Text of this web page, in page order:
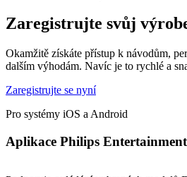
Zaregistrujte svůj
Okamžitě získáte přístup k návodům,
dalším výhodám. Navíc je to rychlé a
Zaregistrujte se nyní
Pro systémy iOS a Android
Aplikace Philips Entertainment